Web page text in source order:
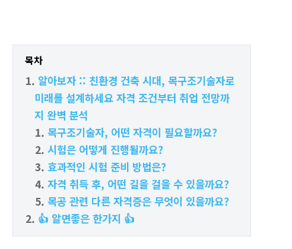
목차
알아보자 :: 친환경 건축 시대, 목구조기술자로
미래를 설계하세요 자격 조건부터 취업 전망까
지 완벽 분석
목구조기술자, 어떤 자격이 필요할까요?
시험은 어떻게 진행될까요?
효과적인 시험 준비 방법은?
자격 취득 후, 어떤 길을 걸을 수 있을까요?
목공 관련 다른 자격증은 무엇이 있을까요?
👍 알면좋은 한가지 👍